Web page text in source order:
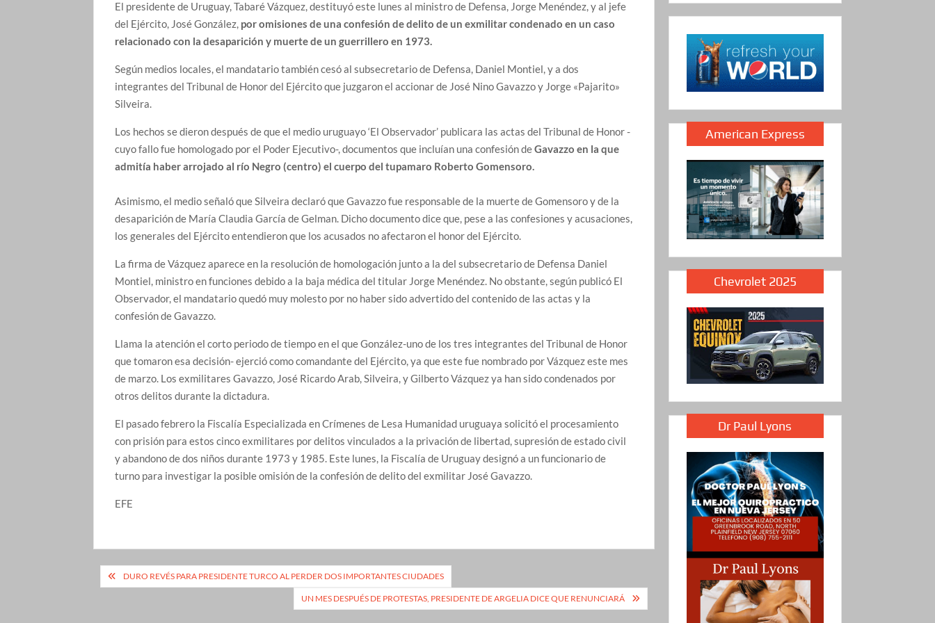
El presidente de Uruguay, Tabaré Vázquez, destituyó este lunes al ministro de Defensa, Jorge Menéndez, y al jefe
del Ejército, José González, por omisiones de una confesión de delito de un exmilitar condenado en un caso
relacionado con la desaparición y muerte de un guerrillero en 1973.
Según medios locales, el mandatario también cesó al subsecretario de Defensa, Daniel Montiel, y a dos
integrantes del Tribunal de Honor del Ejército que juzgaron el accionar de José Nino Gavazzo y Jorge «Pajarito»
Silveira.
Los hechos se dieron después de que el medio uruguayo ‘El Observador’ publicara las actas del Tribunal de Honor -
cuyo fallo fue homologado por el Poder Ejecutivo-, documentos que incluían una confesión deGavazzo en la que
admitía haber arrojado al río Negro (centro) el cuerpo del tupamaro Roberto Gomensoro.
Asimismo, el medio señaló que Silveira declaró que Gavazzo fue responsable de la muerte de Gomensoro y de la
desaparición de María Claudia García de Gelman. Dicho documento dice que, pese a las confesiones y acusaciones,
los generales del Ejército entendieron que los acusados no afectaron el honor del Ejército.
La firma de Vázquez aparece en la resolución de homologación junto a la del subsecretario de Defensa Daniel
Montiel, ministro en funciones debido a la baja médica del titular Jorge Menéndez. No obstante, según publicó El
Observador, el mandatario quedó muy molesto por no haber sido advertido del contenido de las actas y la
confesión de Gavazzo.
Llama la atención el corto periodo de tiempo en el que González-uno de los tres integrantes del Tribunal de Honor
que tomaron esa decisión- ejerció como comandante del Ejército, ya que este fue nombrado por Vázquez este mes
de marzo. Los exmilitares Gavazzo, José Ricardo Arab, Silveira, y Gilberto Vázquez ya han sido condenados por
otros delitos durante la dictadura.
El pasado febrero la Fiscalía Especializada en Crímenes de Lesa Humanidad uruguaya solicitó el procesamiento
con prisión para estos cinco exmilitares por delitos vinculados a la privación de libertad, supresión de estado civil
y abandono de dos niños durante 1973 y 1985. Este lunes, la Fiscalía de Uruguay designó a un funcionario de
turno para investigar la posible omisión de la confesión de delito del exmilitar José Gavazzo.
EFE
Navegación
DURO REVÉS PARA PRESIDENTE TURCO AL PERDER DOS IMPORTANTES CIUDADES
UN MES DESPUÉS DE PROTESTAS, PRESIDENTE DE ARGELIA DICE QUE RENUNCIARÁ
American Express
Chevrolet 2025
Dr Paul Lyons